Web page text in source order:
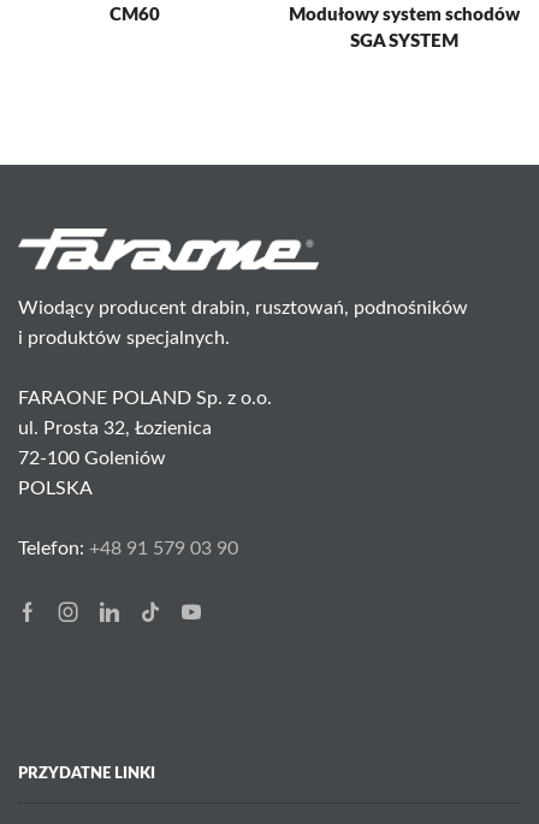
CM60
Modułowy system schodów
SGA SYSTEM
Wiodący producent drabin, rusztowań, podnośników
i produktów specjalnych.
FARAONE POLAND Sp. z o.o.
ul. Prosta 32, Łozienica
72-100 Goleniów
POLSKA
Telefon: +48 91 579 03 90
FacebookInstagram
Linkedin
Tik-
Youtube
PRZYDATNE LINKI